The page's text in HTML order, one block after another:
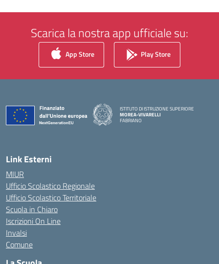
Scarica la nostra app ufficiale su:
App Store Play Store
ISTITUTO DI ISTRUZIONE SUPERIORE
MOREA-VIVARELLI
FABRIANO
Link Esterni
MIUR
Ufficio Scolastico Regionale
Ufficio Scolastico Territoriale
Scuola in Chiaro
Iscrizioni On Line
Invalsi
Comune